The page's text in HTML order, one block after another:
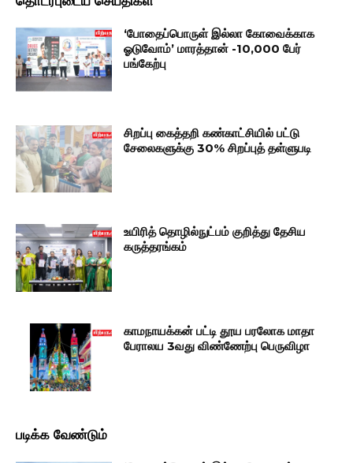
‘போதைப்பொருள் இல்லா கோவைக்காக
ஓடுவோம்’ மாரத்தான் -10,000 பேர்
பங்கேற்பு
சிறப்பு கைத்தறி கண்காட்சியில் பட்டு
சேலைகளுக்கு 30% சிறப்புத் தள்ளுபடி
உயிரித் தொழில்நுட்பம் குறித்து தேசிய
கருத்தரங்கம்
காமநாயக்கன் பட்டி தூய பரலோக மாதா
பேராலய 3வது விண்ணேற்பு பெருவிழா
படிக்க வேண்டும்